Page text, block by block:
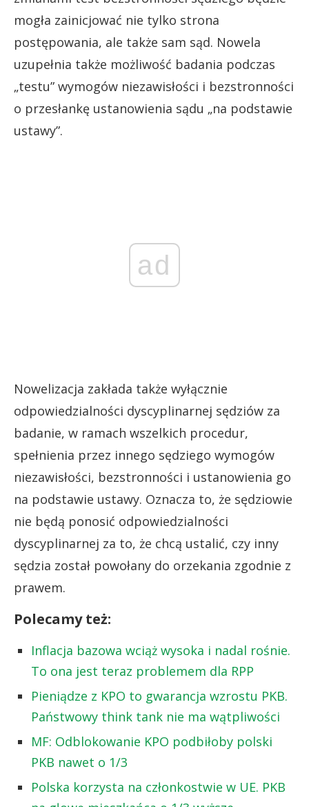
mogła zainicjować nie tylko strona
postępowania, ale także sam sąd. Nowela
uzupełnia także możliwość badania podczas
„testu” wymogów niezawisłości i bezstronności
o przesłankę ustanowienia sądu „na podstawie
ustawy”.
ad
Nowelizacja zakłada także wyłącznie
odpowiedzialności dyscyplinarnej sędziów za
badanie, w ramach wszelkich procedur,
spełnienia przez innego sędziego wymogów
niezawisłości, bezstronności i ustanowienia go
na podstawie ustawy. Oznacza to, że sędziowie
nie będą ponosić odpowiedzialności
dyscyplinarnej za to, że chcą ustalić, czy inny
sędzia został powołany do orzekania zgodnie z
prawem.
Polecamy też:
Inflacja bazowa wciąż wysoka i nadal rośnie.
To ona jest teraz problemem dla RPP
Pieniądze z KPO to gwarancja wzrostu PKB.
Państwowy think tank nie ma wątpliwości
MF: Odblokowanie KPO podbiłoby polski
PKB nawet o 1/3
Polska korzysta na członkostwie w UE. PKB